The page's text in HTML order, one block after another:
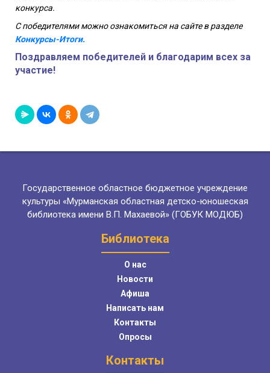
конкурса.
С победителями можно ознакомиться на сайте в разделе
Конкурсы-Итоги.
Поздравляем победителей и благодарим всех за
участие!
Государственное областное бюджетное учреждение
культуры «Мурманская областная детско-юношеская
библиотека имени В.П. Махаевой» (ГОБУК МОДЮБ)
Библиотека
О нас
Новости
Афиша
Написать нам
Контакты
Опросы
Контакты